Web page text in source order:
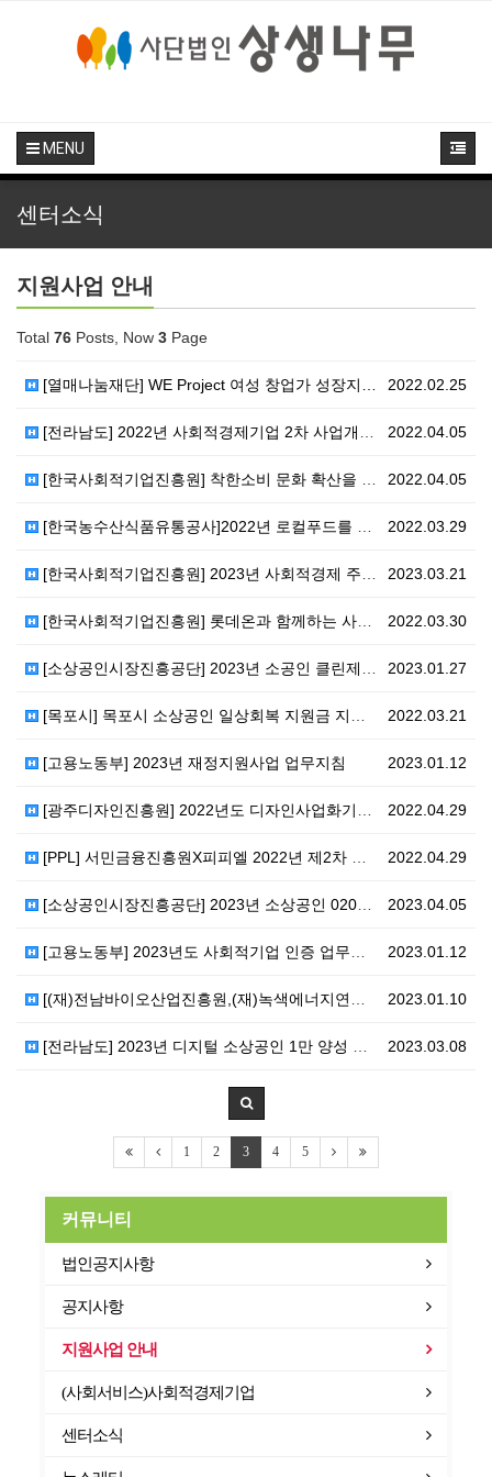
MENU
센터소식
지원사업 안내
Total 76 Posts, Now 3 Page
2022.02.25
[열매나눔재단] WE Project 여성 창업가 성장지…
2022.04.05
[전라남도] 2022년 사회적경제기업 2차 사업개발비 …
2022.04.05
[한국사회적기업진흥원] 착한소비 문화 확산을 위한 아이…
2022.03.29
[한국농수산식품유통공사]2022년 로컬푸드를 활용한 사…
2023.03.21
[한국사회적기업진흥원] 2023년 사회적경제 주요사업안…
2022.03.30
[한국사회적기업진흥원] 롯데온과 함께하는 사회적기업 온…
2023.01.27
[소상공인시장진흥공단] 2023년 소공인 클린제조환경조…
2022.03.21
[목포시] 목포시 소상공인 일상회복 지원금 지급 시행공…
2023.01.12
[고용노동부] 2023년 재정지원사업 업무지침
2022.04.29
[광주디자인진흥원] 2022년도 디자인사업화기반구축사업…
2022.04.29
[PPL] 서민금융진흥원X피피엘 2022년 제2차 스케…
2023.04.05
[소상공인시장진흥공단] 2023년 소상공인 020플랫폼…
2023.01.12
[고용노동부] 2023년도 사회적기업 인증 업무지침
2023.01.10
[(재)전남바이오산업진흥원,(재)녹색에너지연구원] 마을…
2023.03.08
[전라남도] 2023년 디지털 소상공인 1만 양성 사업…
1 2 3 4 5
커뮤니티
법인공지사항
공지사항
지원사업 안내
(사회서비스)사회적경제기업
센터소식